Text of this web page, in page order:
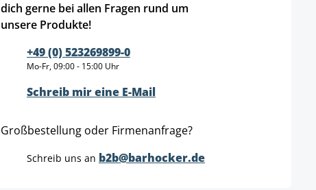
dich gerne bei allen Fragen rund um
unsere Produkte!
+49 (0) 523269899-0
Mo-Fr, 09:00 - 15:00 Uhr
Schreib mir eine E-Mail
Großbestellung oder Firmenanfrage?
Schreib uns an b2b@barhocker.de